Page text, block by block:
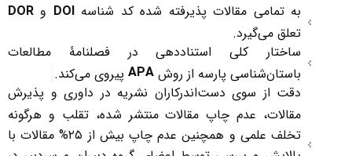
به تمامی مقالات پذیرفته شده کد شناسهDOI وDOR
تعلق می‌گیرد.
ساختار کلی استناددهی در فصلنامۀ مطالعات
باستان‌شناسی پارسه از روشAPA پیروی می‌کند.
دقت از سوی دست‌اندرکاران نشریه در داوری و پذیرش
مقالات، عدم چاپ مقالات منتشر شده، تقلب و هرگونه
تخلف علمی و همچنین عدم چاپ بیش از ۲۵% مقالات با